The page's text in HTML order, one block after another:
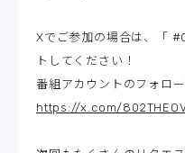
Xでご参加の場合は、「
トしてください！
番組アカウントのフォロ
https://x.com/